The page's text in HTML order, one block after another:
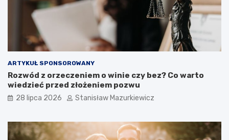
ARTYKUŁ SPONSOROWANY
Rozwód z orzeczeniem o winie czy bez? Co warto
wiedzieć przed złożeniem pozwu
28 lipca 2026 Stanisław Mazurkiewicz